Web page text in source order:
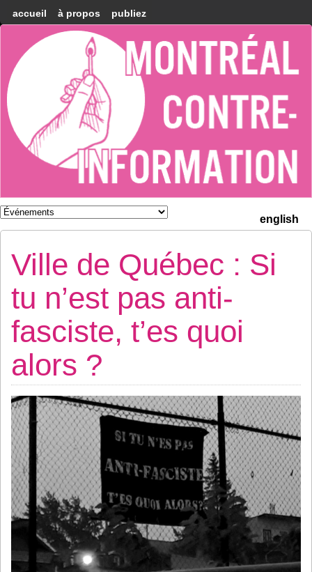
accueil à propos publiez
Montréal
Counter-
information
english
Ville de Québec : Si
tu n’est pas anti-
fasciste, t’es quoi
alors ?